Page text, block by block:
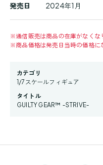
発売日 2024年1月
※通信販売は商品の在庫がなくな
※商品価格は発売日当時の価格に
カテゴリ
1/7スケールフィギュア
タイトル
GUILTY GEAR™ -STRIVE-